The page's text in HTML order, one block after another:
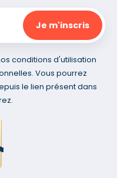
conditions d'utilisation
Vous pourrez
le lien présent dans